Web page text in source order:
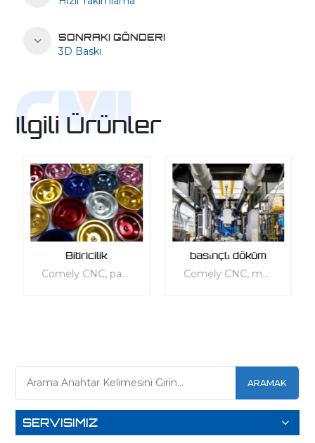
SONRAKI GÖNDERI
3D Baskı
Ilgili Ürünler
Bitiricilik
Comely CNC, parçalarınızın kalitesini artırmak için kapsamlı bir son işlem hizmetleri yelpazesi sunar. Hizmetlerimiz, görünüm, mekanik, termal, elektrik veya diğer fonksiyonel gereksinimler gibi özel ihtiyaçlarınızı karşılayacak şekilde uyarlanmıştır. Plastik ve metal dahil olmak üzere her tür malzeme için çok çeşitli standart ve özelleştirilebilir kaplama hizmetleri sunuyoruz. Hizmetlerimiz, parçalarınızın yüzey dokusunu korumak, işlevselliklerini ve ergonomilerini iyileştirerek günlük kullanıma daha uygun hale getirmek için tasarlanmıştır. Ürünlerinize mükemmel bir son dokunuş vermek için 3D baskılı, döküm, enjeksiyon kalıplı, metal levha, vakumlu döküm ve alüminyum ekstrüde parçalar dahil olmak üzere çeşitli sonlandırma seçeneklerimizden birini seçin.
BILGI EDIN
basınçlı döküm
Comely CNC, metal parçaların düşük hacimli ve seri üretimi için eksiksiz bir yüksek kaliteli basınçlı döküm hizmetleri yelpazesi sunar. Hizmetlerimiz, parça dökümü, kalıp aleti yapımı, üretim sonrası işleme ve parçalarınızı tamamlayan bitirme hizmetleri dahil olmak üzere çeşitli uygulamaları kapsar. Comely CNC'de, kalıp döküm hizmetlerimizi birim parça başına maliyeti düşürmek için kullanabiliriz. Düşük hacimli üretim çalışmaları ile uğraşırken bütçe kısıtlamalarına uyum sağlamak için hızlı takımlama yoluyla çelik kalıplar yapabiliriz. Birinci sınıf sonlandırma çözümlerimiz, ıslak boyama ve toz kaplamadan cilalama ve eloksallamaya ve daha fazlasına kadar parçalarınızın genel görünümünü ve kozmetik özelliklerini artıracaktır.
ARAMAK
SERVISIMIZ